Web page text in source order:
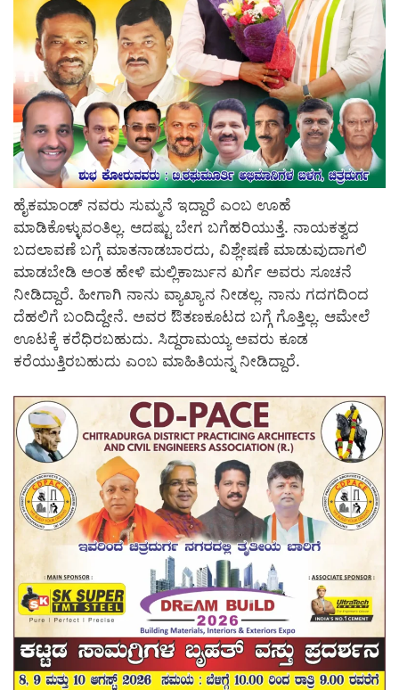
ಹೈಕಮಾಂಡ್ ನವರು ಸುಮ್ಮನೆ ಇದ್ದಾರೆ ಎಂಬ ಊಹೆ
ಮಾಡಿಕೊಳ್ಳುವಂತಿಲ್ಲ. ಆದಷ್ಟು ಬೇಗ ಬಗೆಹರಿಯುತ್ತೆ. ನಾಯಕತ್ವದ
ಬದಲಾವಣೆ ಬಗ್ಗೆ ಮಾತನಾಡಬಾರದು, ವಿಶ್ಲೇಷಣೆ ಮಾಡುವುದಾಗಲಿ
ಮಾಡಬೇಡಿ ಅಂತ ಹೇಳಿ ಮಲ್ಲಿಕಾರ್ಜುನ ಖರ್ಗೆ ಅವರು ಸೂಚನೆ
ನೀಡಿದ್ದಾರೆ. ಹೀಗಾಗಿ ನಾನು ವ್ಯಾಖ್ಯಾನ ನೀಡಲ್ಲ. ನಾನು ಗದಗದಿಂದ
ದೆಹಲಿಗೆ ಬಂದಿದ್ದೇನೆ. ಅವರ ಔತಣಕೂಟದ ಬಗ್ಗೆ ಗೊತ್ತಿಲ್ಲ. ಆಮೇಲೆ
ಊಟಕ್ಕೆ ಕರೆಧಿರಬಹುದು. ಸಿದ್ದರಾಮಯ್ಯ ಅವರು ಕೂಡ
ಕರೆಯುತ್ತಿರಬಹುದು ಎಂಬ ಮಾಹಿತಿಯನ್ನ ನೀಡಿದ್ದಾರೆ.